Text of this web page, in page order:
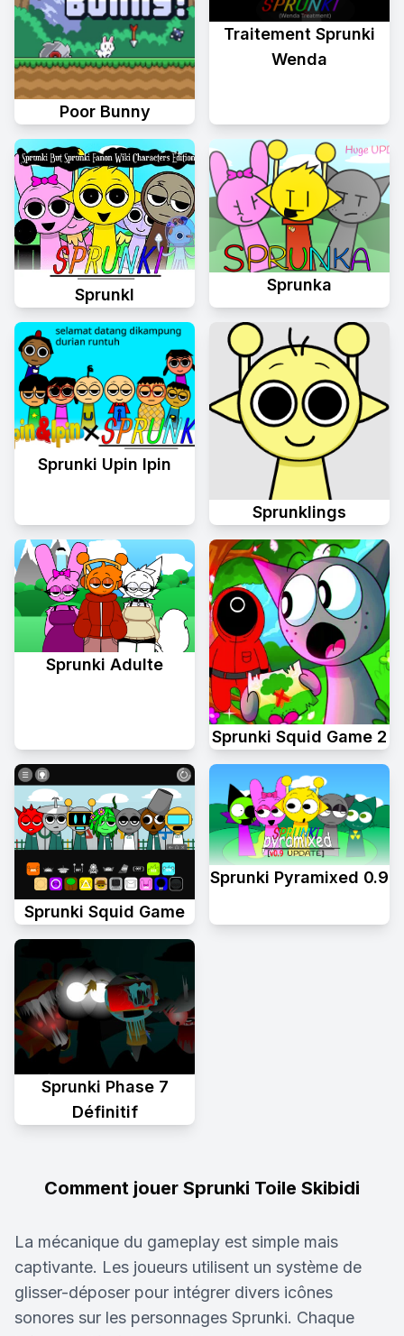
Poor Bunny
Traitement Sprunki
Wenda
Sprunkl
Sprunka
Sprunki Upin Ipin
Sprunklings
Sprunki Adulte
Sprunki Squid Game 2
Sprunki Squid Game
Sprunki Pyramixed 0.9
Sprunki Phase 7
Définitif
Comment jouer Sprunki Toile Skibidi
La mécanique du gameplay est simple mais
captivante. Les joueurs utilisent un système de
glisser-déposer pour intégrer divers icônes
sonores sur les personnages Sprunki. Chaque